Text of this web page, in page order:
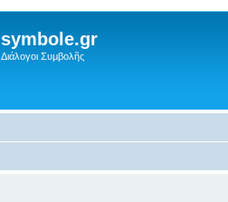
symbole.gr
Διάλογοι Συμβολῆς